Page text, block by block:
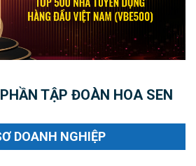
TẬP ĐOÀN HOA SEN
DOANH NGHIỆP